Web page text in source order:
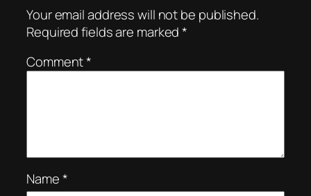
Your email address will not be published.
Required fields are marked*
Comment*
Name*